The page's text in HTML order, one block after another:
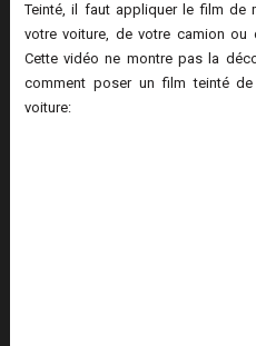
Teinté, il faut appliquer le film de
votre voiture, de votre camion ou
Cette vidéo ne montre pas la
comment poser un film teinté
voiture: